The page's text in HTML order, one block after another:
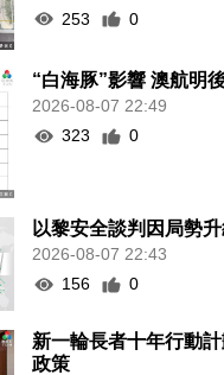
253
0
“白海豚”影響 澳航明
2026-08-07 22:49
323
0
以黎安全談判因局勢
2026-08-07 22:43
156
0
新一輪長者十年行動
政策